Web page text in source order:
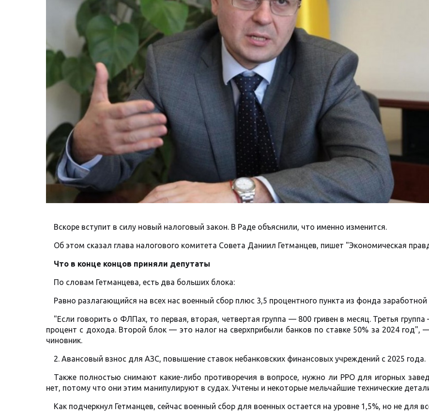
Вскоре вступит в силу новый налоговый закон. В Раде объяснили, что именно изменится.
Об этом сказал глава налогового комитета Совета Даниил Гетманцев, пишет "Экономическая
Что в конце концов приняли депутаты
По словам Гетманцева, есть два больших блока:
Равно разлагающийся на всех нас военный сбор плюс 3,5 процентного пункта из фонда
"Если говорить о ФЛПах, то первая, вторая, четвертая группа — 800 гривен в месяц. Третья
процент с дохода. Второй блок — это налог на сверхприбыли банков по ставке 50% за 2024 год",
чиновник.
2. Авансовый взнос для АЗС, повышение ставок небанковских финансовых учреждений с 2025 года.
Также полностью снимают какие-либо противоречия в вопросе, нужно ли РРО для игорных
нет, потому что они этим манипулируют в судах. Учтены и некоторые мельчайшие технические
Как подчеркнул Гетманцев, сейчас военный сбор для военных остается на уровне 1,5%, но не для